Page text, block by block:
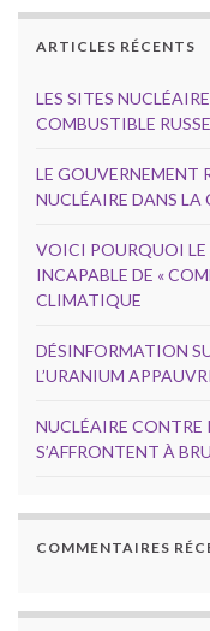
ARTICLES RÉCENTS
LES SITES
COMBUSTIBLE
LE GOUVERNEMENT
NUCLÉAIRE DANS LA
VOICI POURQUOI LE
INCAPABLE DE «
CLIMATIQUE
DÉSINFORMATION
L’URANIUM APPAUVRI
NUCLÉAIRE CONTRE
S’AFFRONTENT À
COMMENTAIRES